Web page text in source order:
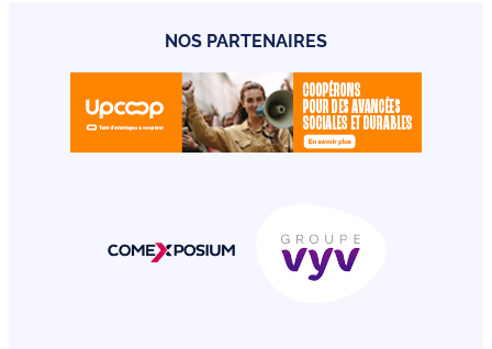
NOS PARTENAIRES